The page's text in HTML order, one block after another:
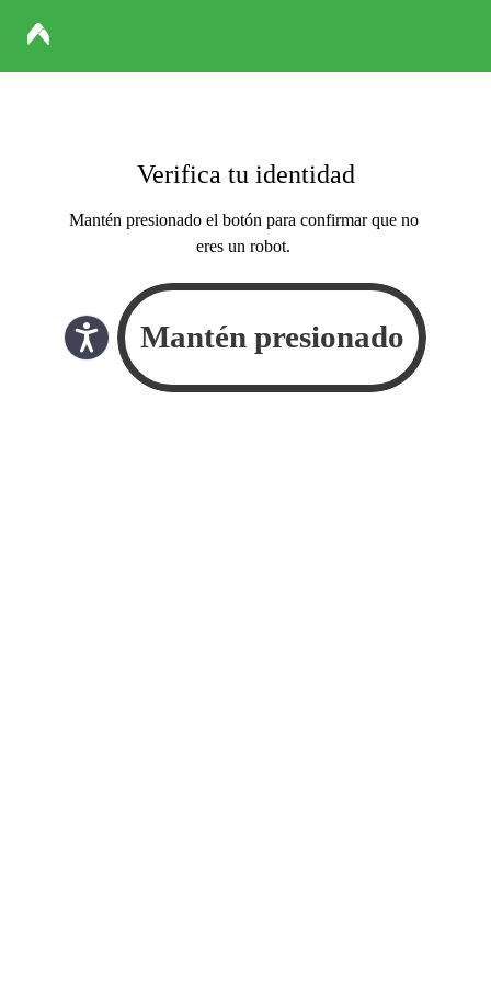
Verifica tu identidad
Mantén presionado el botón para confirmar que no
eres un robot.